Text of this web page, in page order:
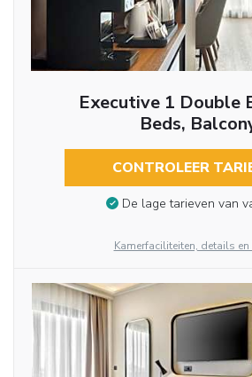
Executive 1 Double
Beds,
CONTROLEER
De lage tarieven van
Kamerfaciliteiten, details